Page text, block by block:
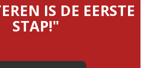
IS DE EERSTE
STAP!"